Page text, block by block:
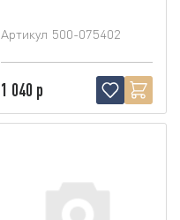
Артикул 500-075402
1 040 р